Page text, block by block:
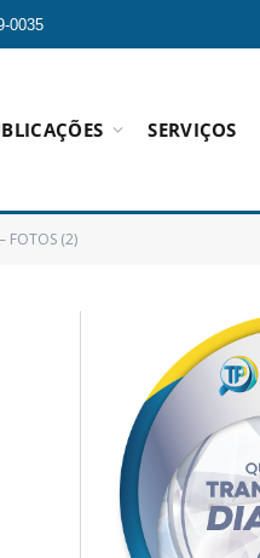
0035
SERVIÇOS
FOTOS (2)